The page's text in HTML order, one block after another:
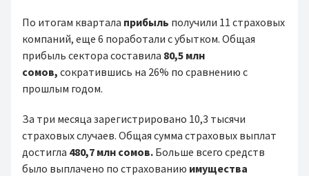
По итогам квартала прибыль получили 11 страховых
компаний, еще 6 поработали с убытком. Общая
прибыль сектора составила 80,5 млн
сомов, сократившись на 26% по сравнению с
прошлым годом.
За три месяца зарегистрировано 10,3 тысячи
страховых случаев. Общая сумма страховых выплат
достигла 480,7 млн сомов. Больше всего средств
было выплачено по страхованию имущества